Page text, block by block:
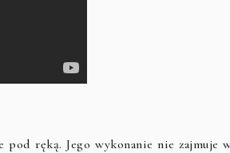
ręką. Jego wykonanie nie zajmuje